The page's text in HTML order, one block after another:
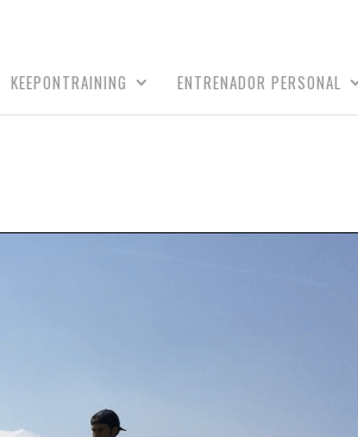
KEEPONTRAINING ENTRENADOR PERSONAL